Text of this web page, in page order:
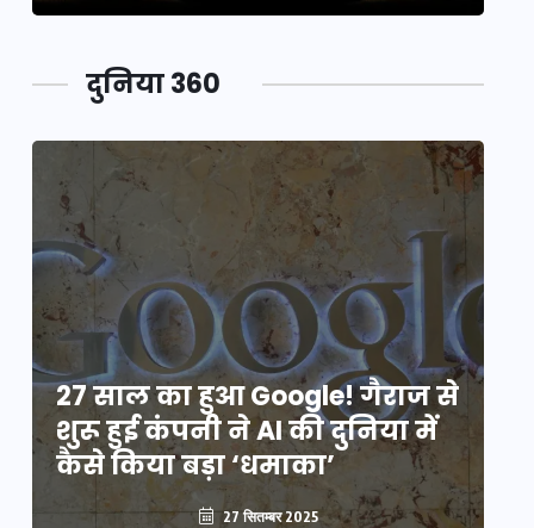
दुनिया 360
27 साल का हुआ Google! गैराज से
शुरू हुई कंपनी ने AI की दुनिया में
कैसे किया बड़ा ‘धमाका’
27 सितम्बर 2025